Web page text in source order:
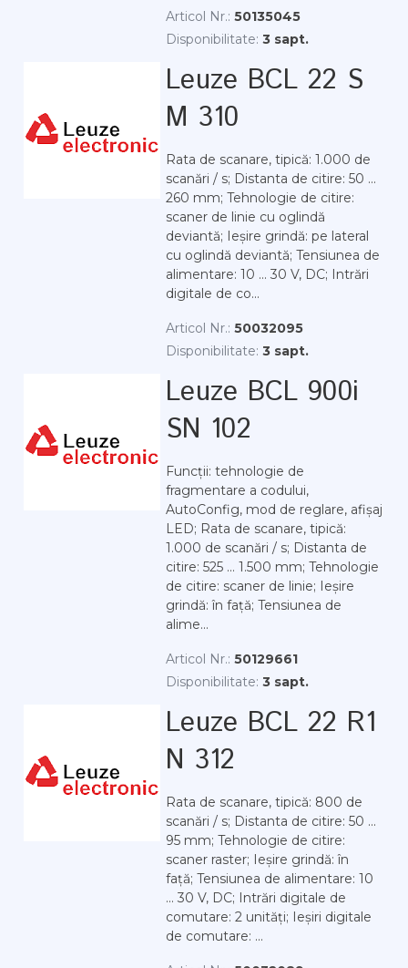
Articol Nr.: 50135045
Disponibilitate: 3 sapt.
Leuze BCL 22 S
M 310
Rata de scanare, tipică: 1.000 de
scanări / s; Distanta de citire: 50 ...
260 mm; Tehnologie de citire:
scaner de linie cu oglindă
deviantă; Ieșire grindă: pe lateral
cu oglindă deviantă; Tensiunea de
alimentare: 10 ... 30 V, DC; Intrări
digitale de co...
Articol Nr.: 50032095
Disponibilitate: 3 sapt.
Leuze BCL 900i
SN 102
Funcții: tehnologie de
fragmentare a codului,
AutoConfig, mod de reglare, afișaj
LED; Rata de scanare, tipică:
1.000 de scanări / s; Distanta de
citire: 525 ... 1.500 mm; Tehnologie
de citire: scaner de linie; Ieșire
grindă: în față; Tensiunea de
alime...
Articol Nr.: 50129661
Disponibilitate: 3 sapt.
Leuze BCL 22 R1
N 312
Rata de scanare, tipică: 800 de
scanări / s; Distanta de citire: 50 ...
95 mm; Tehnologie de citire:
scaner raster; Ieșire grindă: în
față; Tensiunea de alimentare: 10
... 30 V, DC; Intrări digitale de
comutare: 2 unități; Ieșiri digitale
de comutare: ...